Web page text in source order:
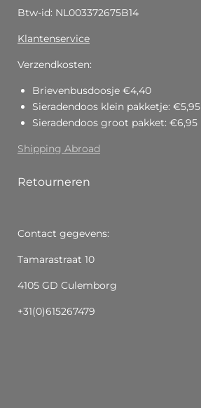
Btw-id: NL003372675B14
Klantenservice
Verzendkosten:
Brievenbusdoosje €4,40
Sieradendoos klein pakketje: €5,95
Sieradendoos groot pakket: €6,95
Shipping Abroad
Retourneren
Contact gegevens:
Tamarastraat 10
4105 GD Culemborg
+31(0)615267479